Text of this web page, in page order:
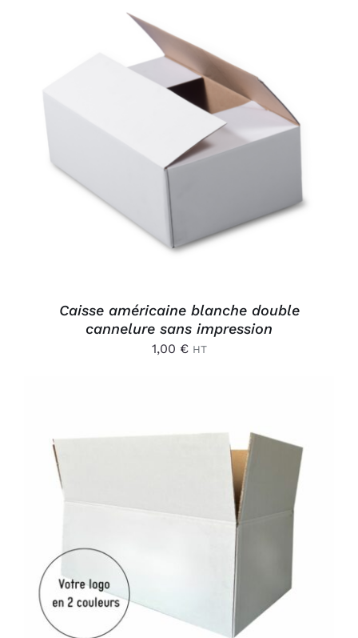
AJOUTER AU PANIER
/
Caisse américaine blanche double
cannelure sans impression
1,00 € HT